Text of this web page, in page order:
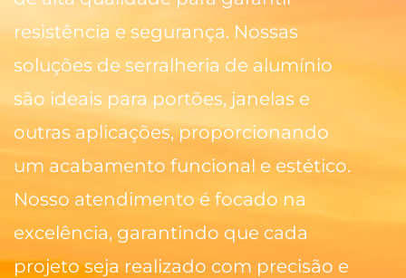
resistência e segurança. Nossas
soluções de serralheria de alumínio
são ideais para portões, janelas e
outras aplicações, proporcionando
um acabamento funcional e estético.
Nosso atendimento é focado na
excelência, garantindo que cada
projeto seja realizado com precisão e